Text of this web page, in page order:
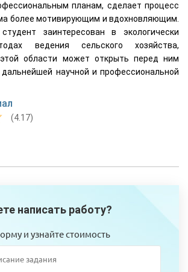
планам, сделает процесс
более мотивирующим и вдохновляющим.
заинтересован в экологически
ведения сельского хозяйства,
области может открыть перед ним
научной и профессиональной
(4.17)
написать работу?
и узнайте стоимость